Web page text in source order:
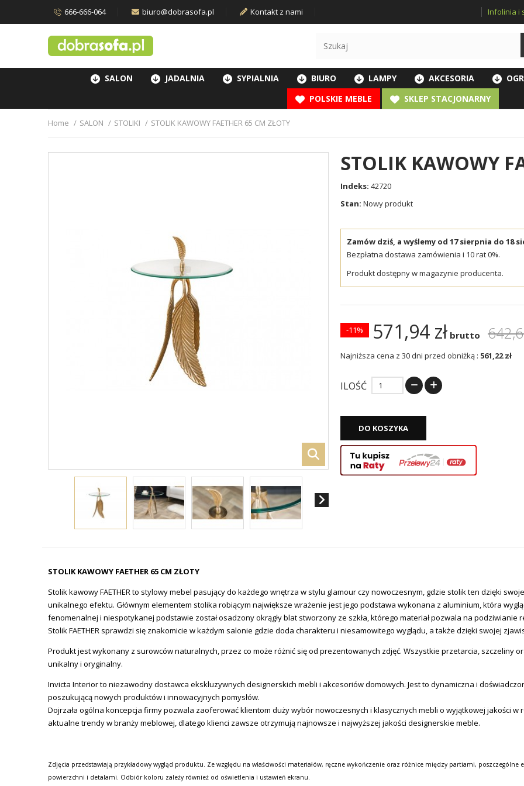
666-666-064 biuro@dobrasofa.pl Kontakt z nami Infolinia i
SALON JADALNIA SYPIALNIA BIURO LAMPY AKCESORIA
POLSKIE MEBLE
SKLEP STACJONARNY
Home SALON STOLIKI STOLIK KAWOWY FAETHER 65 CM ZŁOTY
STOLIK KAWOWY
Indeks: 42720
Stan: Nowy produkt
Zamów dziś, a wyślemy od 17 sierpnia do 18
Bezpłatna dostawa zamówienia i 10 rat 0%.
Produkt dostępny w magazynie producenta.
571,94 zł brutto
-11%
Najniższa cena z 30 dni przed obniżką : 561,22 zł
ILOŚĆ
DO KOSZYKA
STOLIK KAWOWY FAETHER 65 CM ZŁOTY
Stolik kawowy FAETHER to stylowy mebel pasujący do każdego wnętrza w stylu glamour czy nowoczesnym, gdzie stolik ten dzięki
unikalnego efektu. Głównym elementem stolika robiącym największe wrażenie jest jego podstawa wykonana z aluminium, która
fenomenalnej i niespotykanej podstawie został osadzony okrągły blat stworzony ze szkła, którego materiał pozwala na
Stolik FAETHER sprawdzi się znakomicie w każdym salonie gdzie doda charakteru i niesamowitego wyglądu, a także dzięki swojej
Produkt jest wykonany z surowców naturalnych, przez co może różnić się od prezentowanych zdjęć. Wszystkie przetarcia, szczeliny
unikalny i oryginalny.
Invicta Interiorto niezawodny dostawca ekskluzywnych designerskich mebli i akcesoriów domowych. Jest to dynamiczna i
poszukującą nowych produktów i innowacyjnych pomysłów.
Dojrzała ogólna koncepcja firmy pozwala zaoferować klientom duży wybór nowoczesnych i klasycznych mebli o wyjątkowej jakości w
aktualne trendy w branży meblowej, dlatego klienci zawsze otrzymują najnowsze i najwyższej jakości designerskie meble.
Zdjęcia przedstawiają przykładowy wygląd produktu. Ze względu na właściwości materiałów, ręczne wykończenie oraz różnice między partiami,
powierzchni i detalami. Odbiór koloru zależy również od oświetlenia i ustawień ekranu.